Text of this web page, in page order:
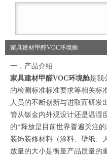
家具建材甲醛VOC环境舱
一，产品介绍
家具建材甲醛VOC环境舱是我
的检测标准标准要求等相关标
人员的不断创新与进取而研发
管从钣金内外观设计还是温湿
的*释放是目前世界普遍关注
装饰装修材料（涂料、壁纸、
放量的大小是衡量产品质量的